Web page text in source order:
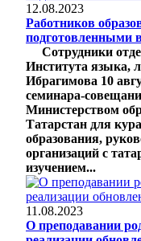
12.08.2023
Работников
Сотрудники
Института языка,
Ибрагимова 10
семинара-
Министерством
Татарстан для
образования,
организаций с
изучением...
11.08.2023
О преподавании